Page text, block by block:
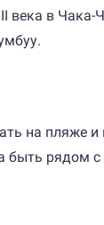
века в Чака-
на пляже и
быть рядом с